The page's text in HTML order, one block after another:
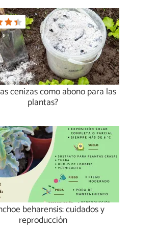
cenizas como abono para las
plantas?
beharensis: cuidados y
reproducción